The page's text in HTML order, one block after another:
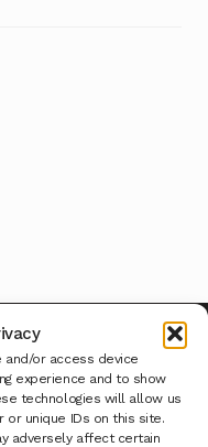
or access device
experience and to show
technologies will allow us
or unique IDs on this site.
adversely affect certain